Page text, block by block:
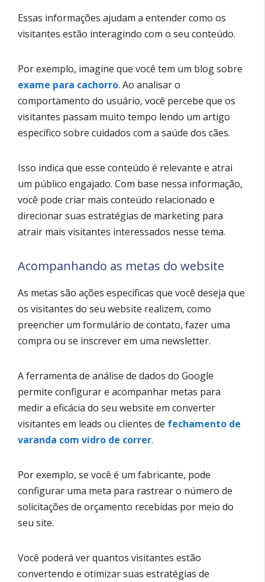
Essas informações ajudam a entender como os
visitantes estão interagindo com o seu conteúdo.
Por exemplo, imagine que você tem um blog sobre
exame para cachorro. Ao analisar o
comportamento do usuário, você percebe que os
visitantes passam muito tempo lendo um artigo
específico sobre cuidados com a saúde dos cães.
Isso indica que esse conteúdo é relevante e atrai
um público engajado. Com base nessa informação,
você pode criar mais conteúdo relacionado e
direcionar suas estratégias de marketing para
atrair mais visitantes interessados nesse tema.
Acompanhando as metas do website
As metas são ações específicas que você deseja que
os visitantes do seu website realizem, como
preencher um formulário de contato, fazer uma
compra ou se inscrever em uma newsletter.
A ferramenta de análise de dados do Google
permite configurar e acompanhar metas para
medir a eficácia do seu website em converter
visitantes em leads ou clientes de fechamento de
varanda com vidro de correr.
Por exemplo, se você é um fabricante, pode
configurar uma meta para rastrear o número de
solicitações de orçamento recebidas por meio do
seu site.
Você poderá ver quantos visitantes estão
convertendo e otimizar suas estratégias de